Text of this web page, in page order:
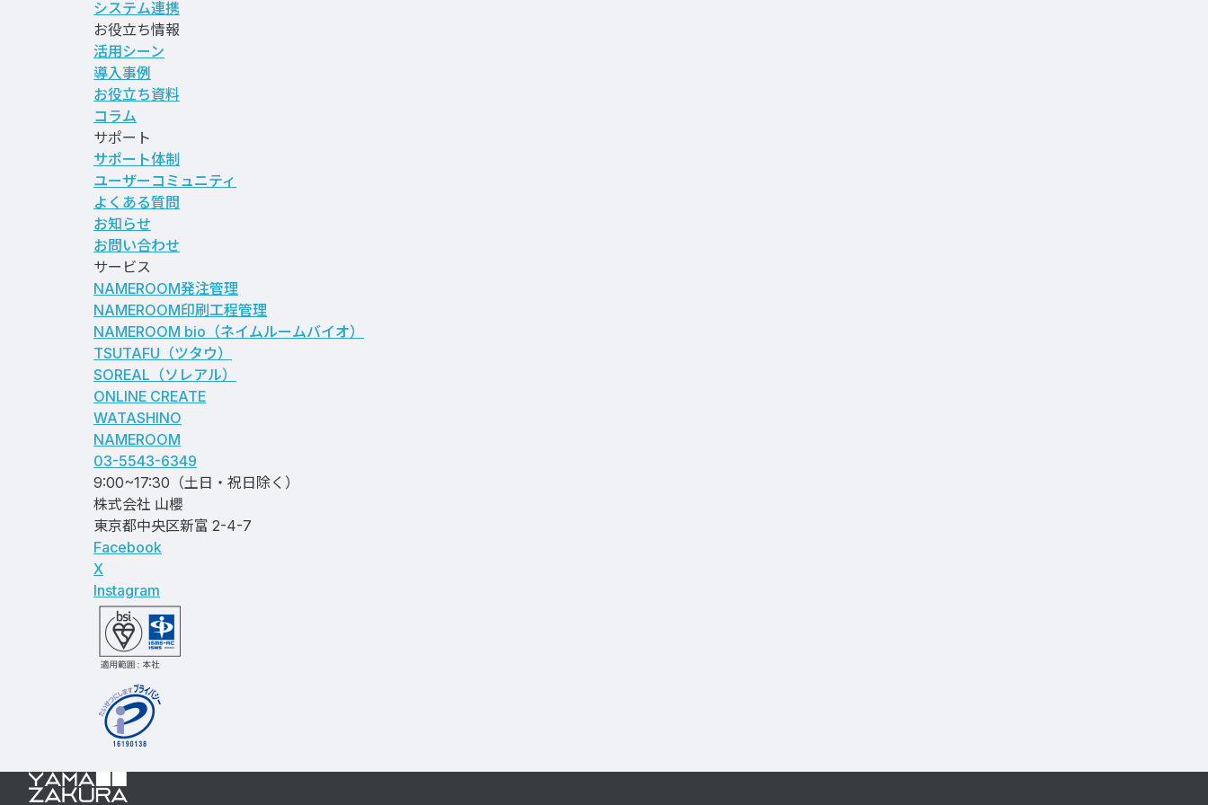
システム連携
お役立ち情報
活用シーン
導入事例
お役立ち資料
コラム
サポート
サポート体制
ユーザーコミュニティ
よくある質問
お知らせ
お問い合わせ
サービス
NAMEROOM発注管理
NAMEROOM印刷工程管理
NAMEROOM bio （ネイムルームバイオ）
TSUTAFU（ツタウ）
SOREAL（ソレアル）
ONLINE CREATE
WATASHINO
NAMEROOM
03-5543-6349
9:00~17:30（土日・祝日除く）
株式会社 山櫻
東京都中央区新富 2-4-7
Facebook
X
Instagram